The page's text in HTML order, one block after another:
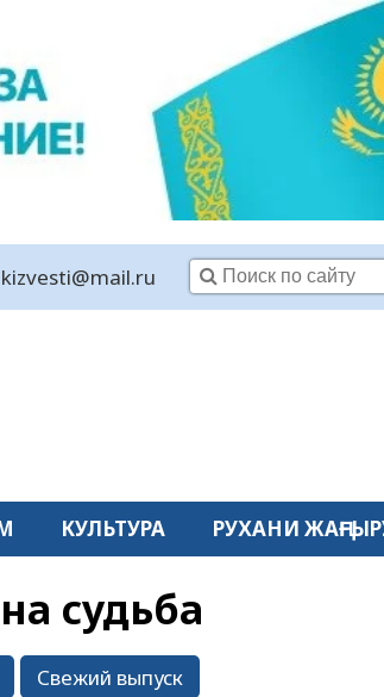
kizvesti@mail.ru
КУЛЬТУРА РУХАНИ
судьба
Свежий выпуск